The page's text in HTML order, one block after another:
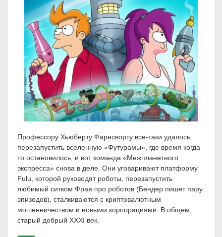
Профессору Хьюберту Фарнсворту все-таки удалось
перезапустить вселенную «Футурамы», где время когда-
то остановилось, и вот команда «Межпланетного
экспресса» снова в деле. Они уговаривают платформу
Fulu, которой руководят роботы, перезапустить
любимый ситком Фрая про роботов (Бендер пишет пару
эпизодов), сталкиваются с криптовалютным
мошенничеством и новыми корпорациями. В общем,
старый добрый XXXI век.